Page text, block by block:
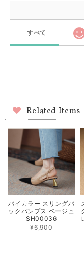
すべて
Related Items
バイカラー スリングバ
ックパンプス ベージュ
SH00036
¥6,900